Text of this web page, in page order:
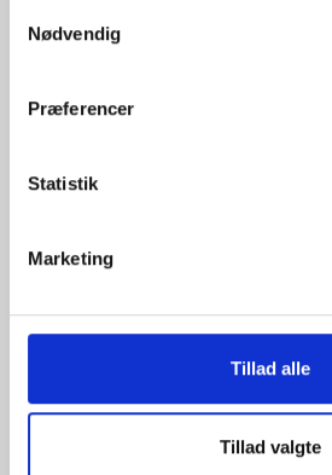
Nødvendig
Præferencer
Statistik
Marketing
Tillad alle
Tillad valgte
Postadresse:
Åbningstider
Mandag – Fredag: 08:00-16:30